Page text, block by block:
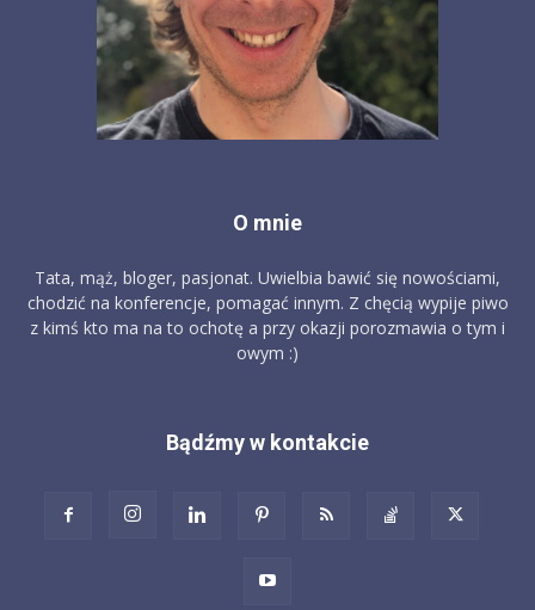
O mnie
Tata, mąż, bloger, pasjonat. Uwielbia bawić się nowościami,
chodzić na konferencje, pomagać innym. Z chęcią wypije piwo
z kimś kto ma na to ochotę a przy okazji porozmawia o tym i
owym :)
Bądźmy w kontakcie